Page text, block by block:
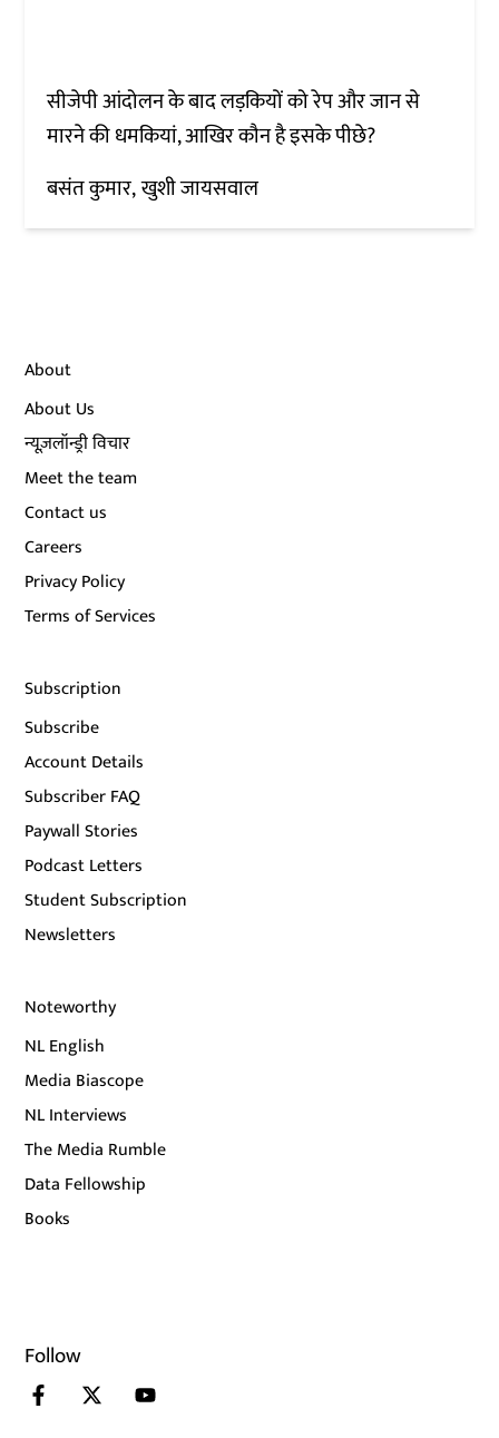
सीजेपी आंदोलन के बाद लड़कियों को रेप और जान से
मारने की धमकियां, आखिर कौन है इसके पीछे?
बसंत कुमार खुशी जायसवाल
About
About Us
न्यूज़लॉन्ड्री विचार
Meet the team
Contact us
Careers
Privacy Policy
Terms of Services
Subscription
Subscribe
Account Details
Subscriber FAQ
Paywall Stories
Podcast Letters
Student Subscription
Newsletters
Noteworthy
NL English
Media Biascope
NL Interviews
The Media Rumble
Data Fellowship
Books
Follow